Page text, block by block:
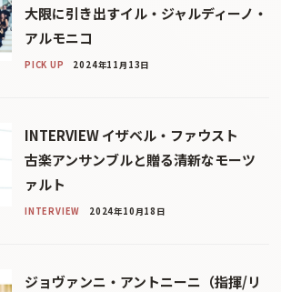
大限に引き出すイル・ジャルディーノ・
アルモニコ
PICK UP 2024年11月13日
INTERVIEW イザベル・ファウスト
古楽アンサンブルと贈る清新なモーツ
ァルト
INTERVIEW 2024年10月18日
ジョヴァンニ・アントニーニ（指揮/リ